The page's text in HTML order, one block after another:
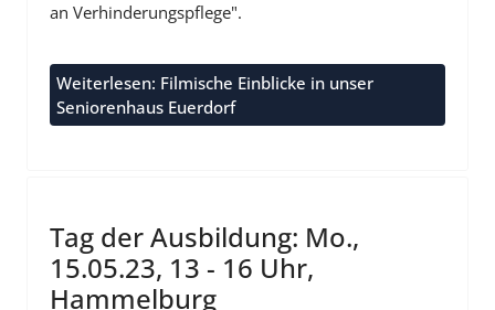
an Verhinderungspflege".
Weiterlesen: Filmische Einblicke in unser
Seniorenhaus Euerdorf
Tag der Ausbildung: Mo.,
15.05.23, 13 - 16 Uhr,
Hammelburg